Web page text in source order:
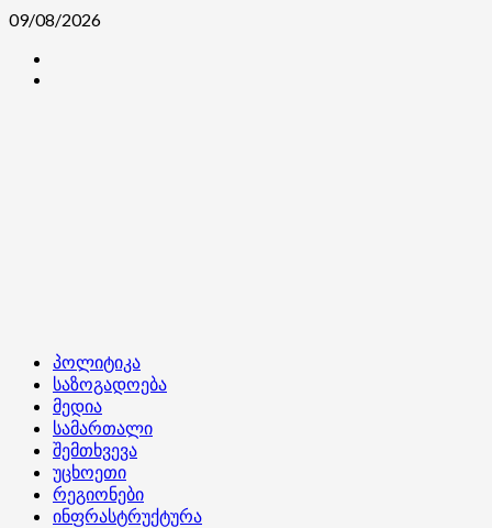
Skip
content
09/08/2026
Primary
Menu
პოლიტიკა
საზოგადოება
მედია
სამართალი
შემთხვევა
უცხოეთი
რეგიონები
ინფრასტრუქტურა